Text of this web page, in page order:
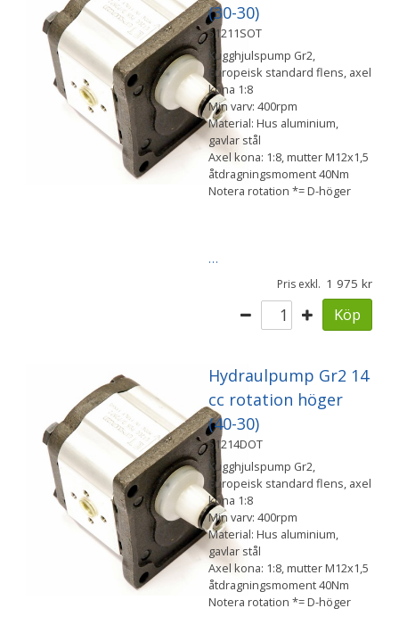
(30-30)
51211SOT
Kugghjulspump Gr2,
Europeisk standard flens, axel
kona 1:8
Min varv: 400rpm
Material: Hus aluminium,
gavlar stål
Axel kona: 1:8, mutter M12x1,5
åtdragningsmoment 40Nm
Notera rotation *= D-höger
…
Pris exkl. 1 975
Köp
Hydraulpump Gr2 14
cc rotation höger
(40-30)
51214DOT
Kugghjulspump Gr2,
Europeisk standard flens, axel
kona 1:8
Min varv: 400rpm
Material: Hus aluminium,
gavlar stål
Axel kona: 1:8, mutter M12x1,5
åtdragningsmoment 40Nm
Notera rotation *= D-höger